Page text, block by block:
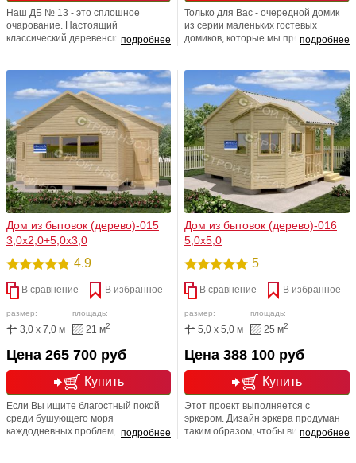
подробнее
Наш ДБ № 13 - это сплошное
очарование. Настоящий
классический деревенский домик.
всех тех благах, которыми
обладают деревянные деревенские
дома. Здесь вам и отличный
микроклимат, благодаря
естественному воздухообмену и
низкая звуко- и теплопроводность.
подробнее
Только для Вас - очередной домик
из серии маленьких гостевых
домиков, которые мы предлагаем
этого строения - это шикарный
размер, нестандартная кровельная
система и очаровательное крыльцо.
Дом из бытовок (дерево)-015
3,0х2,0+5,0х3,0
4.9
В сравнение В избранное
размер:
3,0 x 7,0 м
площадь:
21 м2
Купить
Цена 265 700 руб
подробнее
Если Вы ищите благостный покой
среди бушующего моря
каждодневных проблем, то
Дом из бытовок (дерево)-016
5,0х5,0
5
В сравнение В избранное
размер:
5,0 x 5,0 м
площадь:
25 м2
Купить
Цена 388 100 руб
подробнее
Этот проект выполняется с
эркером. Дизайн эркера продуман
таким образом, чтобы визуально